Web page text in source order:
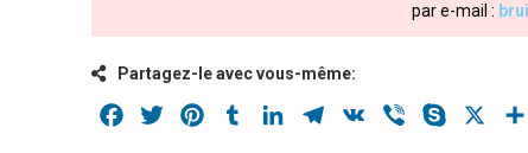
par e-mail :
Partagez-le avec vous-même:
Facebook
Twitter PinterestTumblrLinkedInTelegram
VK Viber Skype